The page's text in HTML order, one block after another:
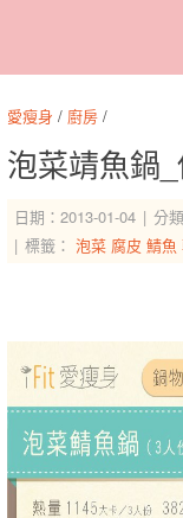
愛瘦身 / 廚房 /
泡菜靖魚鍋
日期：2013-01-04 分
標籤： 泡菜 腐皮 鯖魚